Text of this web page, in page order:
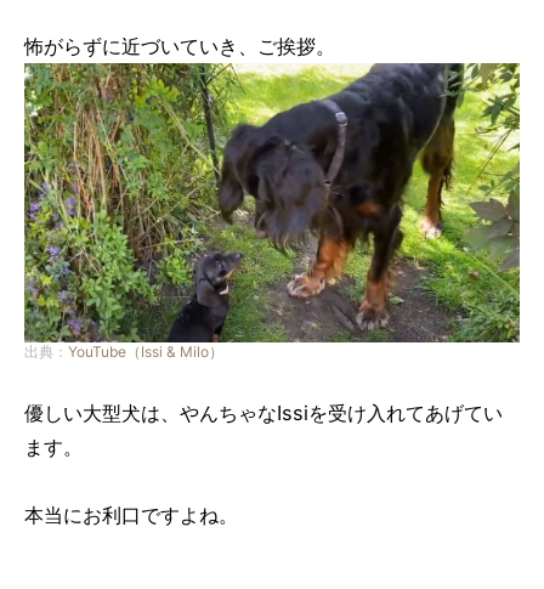
怖がらずに近づいていき、ご挨拶。
出典： YouTube（Issi & Milo）
優しい大型犬は、やんちゃなIssiを受け入れてあげてい
ます。
本当にお利口ですよね。